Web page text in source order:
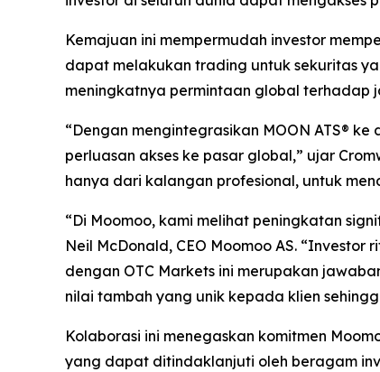
Kemajuan ini mempermudah investor
dapat melakukan trading untuk sekuritas
meningkatnya permintaan global terhadap
“Dengan mengintegrasikan MOON ATS®
perluasan akses ke pasar global,” ujar
hanya dari kalangan profesional, untuk
“Di Moomoo, kami melihat peningkatan
Neil McDonald, CEO Moomoo AS.
dengan OTC Markets ini merupakan
nilai tambah yang unik kepada klien
Kolaborasi ini menegaskan komitmen
yang dapat ditindaklanjuti oleh beragam